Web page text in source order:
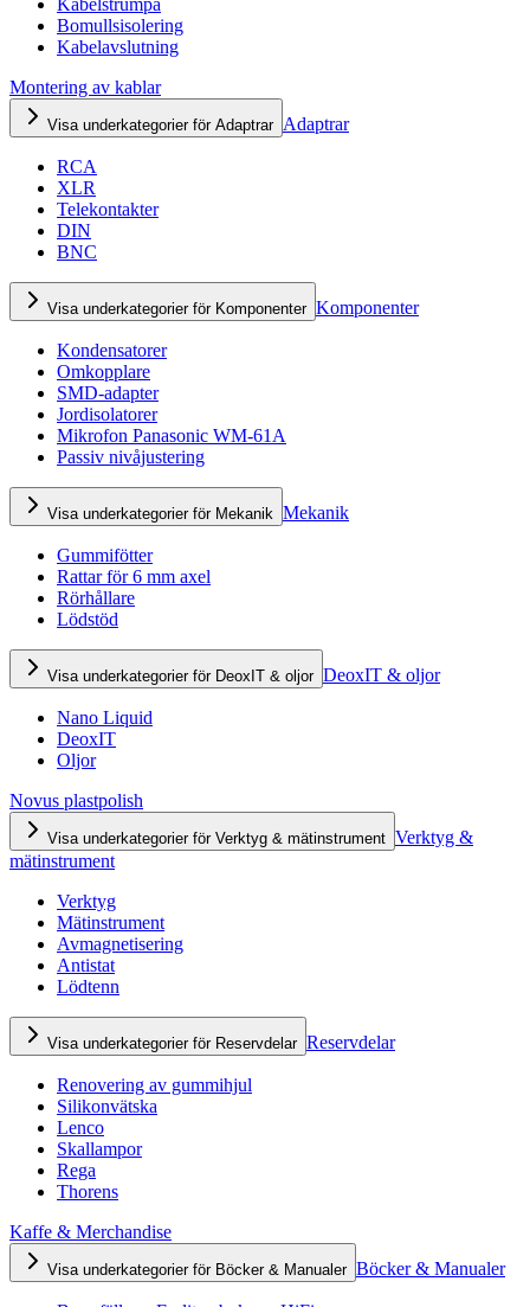
Bomullsisolering
Kabelavslutning
Montering av kablar
Visa underkategorier för Adaptrar Adaptrar
RCA
XLR
Telekontakter
DIN
BNC
Visa underkategorier för Komponenter Komponenter
Kondensatorer
Omkopplare
SMD-adapter
Jordisolatorer
Mikrofon Panasonic WM-61A
Passiv nivåjustering
Visa underkategorier för Mekanik Mekanik
Gummifötter
Rattar för 6 mm axel
Rörhållare
Lödstöd
Visa underkategorier för DeoxIT & oljor DeoxIT & oljor
Nano Liquid
DeoxIT
Oljor
Novus plastpolish
Visa underkategorier för Verktyg & mätinstrument Verktyg &
mätinstrument
Verktyg
Mätinstrument
Avmagnetisering
Antistat
Lödtenn
Visa underkategorier för Reservdelar Reservdelar
Renovering av gummihjul
Silikonvätska
Lenco
Skallampor
Rega
Thorens
Kaffe & Merchandise
Visa underkategorier för Böcker & Manualer Böcker & Manualer